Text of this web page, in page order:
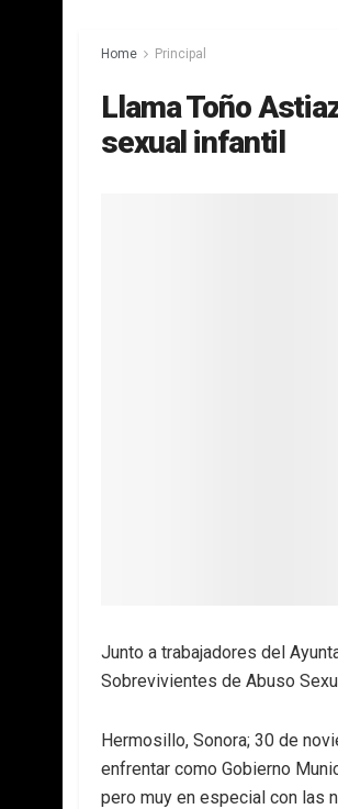
Home Principal
Llama Toño
sexual infantil
Junto a trabajadores del
Sobrevivientes de Abuso
Hermosillo, Sonora; 30 de
enfrentar como Gobierno
pero muy en especial con las